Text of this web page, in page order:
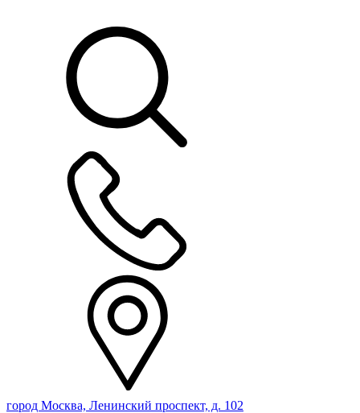
город Москва, Ленинский проспект, д. 102